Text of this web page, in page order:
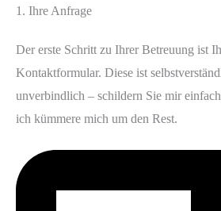
1. Ihre Anfrage
Der erste Schritt zu Ihrer Betreuung ist
Kontaktformular. Diese ist
unverbindlich – schildern Sie mir
ich kümmere mich um den Rest.